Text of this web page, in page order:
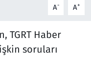
A- A+
TGRT Haber
soruları